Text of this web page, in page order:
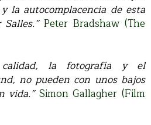
la autocomplacencia de esta
Peter Bradshaw (The
calidad, la fotografía y el
no pueden con unos bajos
vida.” Simon Gallagher (Film